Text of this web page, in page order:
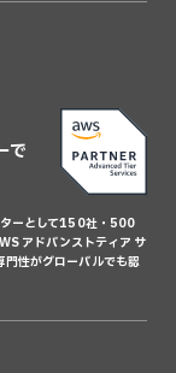
で
ターとして150社・500
アドバンストティア サ
門性がグローバルでも認